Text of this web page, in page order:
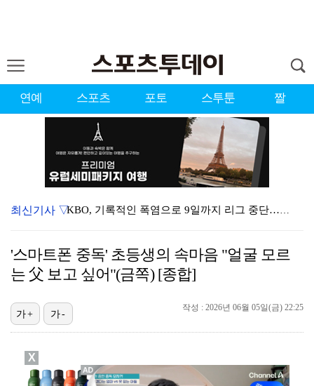
연예 스포츠 포토 스투툰 짤
KBO, 기록적인 폭염으로 9일까지 리그 중단…내달 6…
이강인, 드디어 아틀레티코 선수단과 만났다…시메오네 감…
"우산으로 때려"vs"그런 적 없다"…23기 부부 엇갈…
"기분 맞춰주려고" 축구협회, 외국인 심판 성접대 의혹…
최신기사 ▽
'스마트폰 중독' 초등생의 속마음 "얼굴 모르
는 父 보고 싶어"(금쪽) [종합]
작성 : 2026년 06월 05일(금) 22:25
가+ 가-
X